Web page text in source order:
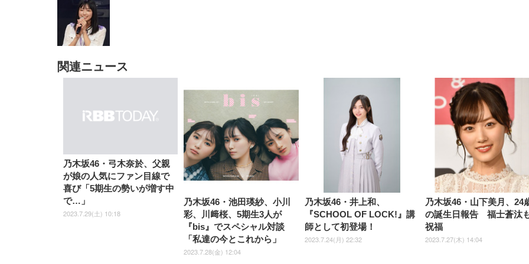
ト 約105度ロッキング pc 事務
椅子 360度回転 座面昇降 強化
￥5,699
／デスクチェア メッシュチェ
ア 人間工学 疲れない ブラッ
￥27,999
チェア 強化バックレスト 30
度ロッキング機能 人間工学 椅
子 腰サポート 90度跳ね上げ
式アームレスト 3Dヘッドレス
ト ハンガー付き 高反発クッシ
ョン PCチェア 通気性メッシ
ュ ゲーミング/勉強/事務用 お
しゃれ パソコンチェア (ブラ
ック)
￥7,680
チェア 疲れない テレワーク
チェア 強化バックレスト 30度
ロッキング機能 人間工学 椅子
腰サポート 90度跳ね上げ式ア
ームレスト 3Dヘッドレスト
ハンガー付き 高反発クッショ
ン PCチェア 通気性メッシュ
ゲーミング/勉強/事務用 おし
ゃれ パソコンチェア (ホワイ
ト)
￥7,680
ANDWINT オフィスチ
ア デスクチェア 肘な
ッシュ 通気性 ランバ
ポート付き 腰サポート
ス圧無段階昇降 360度
転 キャスター付き コ
クト 幅52×奥行58.5×高
84～96cm テレワーク
宅勤務 ブラック
￥4,139
EIZO ビジネス向けプレミア
￥105,595
EIZO ビジネス向けプレミア
ムモニター | FlexScan
EV2740X-WT | 27.0型4K
UHD・USB Type-C・ホワイ
【純正品】27"ゲーミングモ
ニター DualSense 充電フッ
ク付き（CFI-ZDM1J）
￥49,979
【整備済み品】Dell
ニター フル
HD（1920×1080）VA 非光
沢 HDMI/DisplayPort/VGA
スピーカー内蔵 高さ調整 ス
イベル VESA対応
ComfortView ビジネス向け
￥15,800
【MiniLED/24.5inch/280Hz/
GRAPHT THE SHOOTER
Gaming Monitor 24” Essential
ーミングモニター QD 24.5イ
1ms FHD 量子ドット 残像低減
年保証 | 輝点保証 | 日本メーカ
￥34,980
￥3,373
ーツ 厚型 ワイド 42枚x2袋(84
枚) ホワイト(吸収面:ライトブ
￥3,234
ック) 【Amazon.co.jp限定】
Smart Basic アイリスオーヤマ
ペットシーツ 超厚型 お徳用
ワイド 100枚入 (x 1) (ケース
￥3,670
アイリスオーヤマ ペッ
シーツ 超厚型 お徳用
ュラー 200枚入
【Amazon.co.jp限定】
￥3,731
関連ニュース
乃木坂46・弓木奈於、父親
が娘の人気にファン目線で
喜び「5期生の勢いが増す中
で…」
2023.7.29(土) 10:18
乃木坂46・池田瑛紗、小川
彩、川﨑桜、5期生3人が
『bis』でスペシャル対談
「私達の今とこれから」
2023.7.28(金) 12:04
乃木坂46・井上和、
『SCHOOL OF LOCK!』講
師として初登場！
2023.7.24(月) 22:32
乃木坂46・山下美月、24
の誕生日報告 福士蒼汰
祝福
2023.7.27(木) 14:04